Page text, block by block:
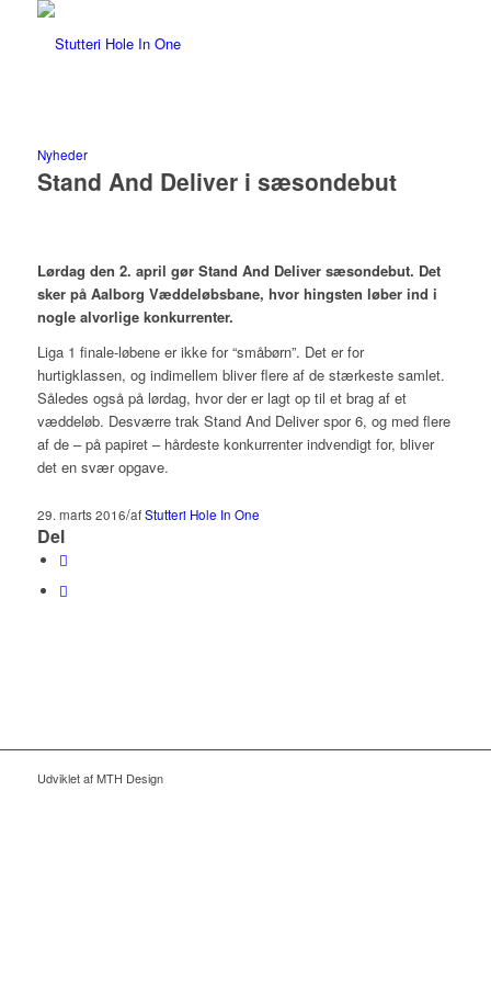
Nyheder
Stand And Deliver i sæsondebut
Lørdag den 2. april gør Stand And Deliver sæsondebut. Det
sker på Aalborg Væddeløbsbane, hvor hingsten løber ind i
nogle alvorlige konkurrenter.
Liga 1 finale-løbene er ikke for “småbørn”. Det er for
hurtigklassen, og indimellem bliver flere af de stærkeste samlet.
Således også på lørdag, hvor der er lagt op til et brag af et
væddeløb. Desværre trak Stand And Deliver spor 6, og med flere
af de – på papiret – hårdeste konkurrenter indvendigt for, bliver
det en svær opgave.
29. marts 2016/afStutteri Hole In One
Del
Udviklet af MTH Design